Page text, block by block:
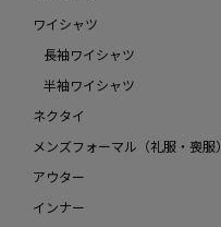
ワイシャツ
長袖ワイシャツ
半袖ワイシャツ
ネクタイ
メンズフォーマル（礼服・喪服）
アウター
インナー